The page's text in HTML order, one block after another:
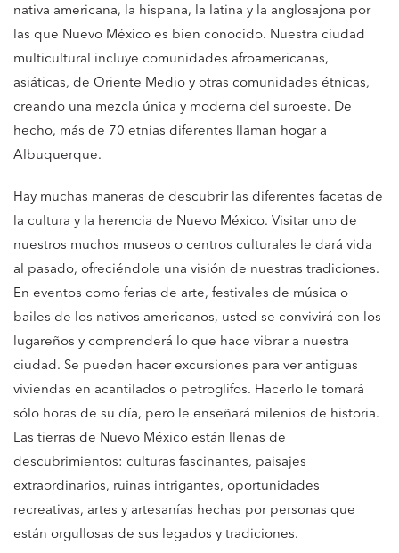
nativa americana, la hispana, la latina y la anglosajona por
las que Nuevo México es bien conocido. Nuestra ciudad
multicultural incluye comunidades afroamericanas,
asiáticas, de Oriente Medio y otras comunidades étnicas,
creando una mezcla única y moderna del suroeste. De
hecho, más de 70 etnias diferentes llaman hogar a
Albuquerque.
Hay muchas maneras de descubrir las diferentes facetas de
la cultura y la herencia de Nuevo México. Visitar uno de
nuestros muchos museos o centros culturales le dará vida
al pasado, ofreciéndole una visión de nuestras tradiciones.
En eventos como ferias de arte, festivales de música o
bailes de los nativos americanos, usted se convivirá con los
lugareños y comprenderá lo que hace vibrar a nuestra
ciudad. Se pueden hacer excursiones para ver antiguas
viviendas en acantilados o petroglifos. Hacerlo le tomará
sólo horas de su día, pero le enseñará milenios de historia.
Las tierras de Nuevo México están llenas de
descubrimientos: culturas fascinantes, paisajes
extraordinarios, ruinas intrigantes, oportunidades
recreativas, artes y artesanías hechas por personas que
están orgullosas de sus legados y tradiciones.